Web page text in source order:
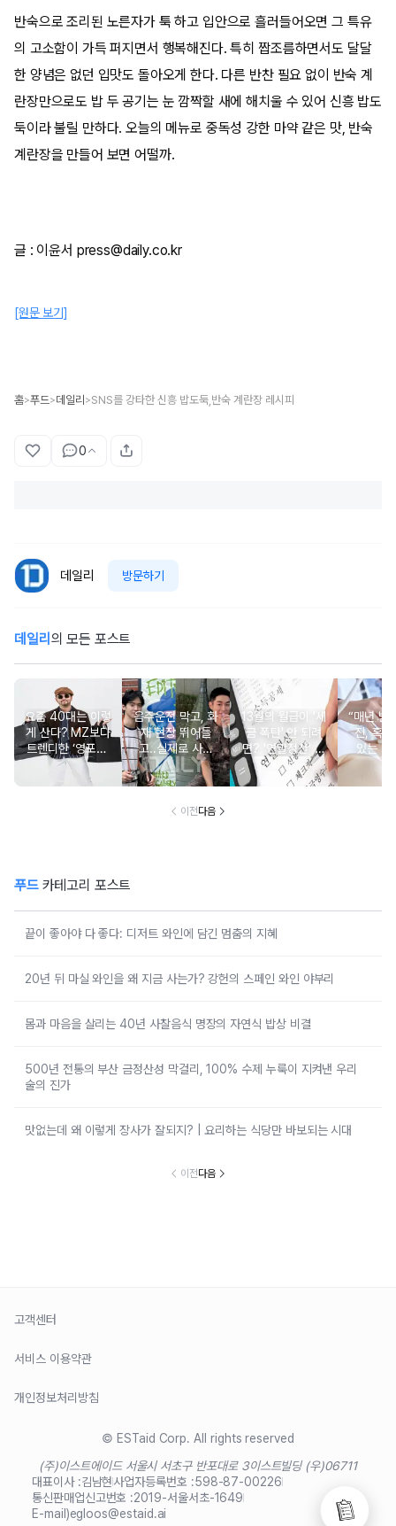
반숙으로 조리된 노른자가 툭 하고 입안으로 흘러들어오면 그 특유
의 고소함이 가득 퍼지면서 행복해진다. 특히 짭조름하면서도 달달
한 양념은 없던 입맛도 돌아오게 한다. 다른 반찬 필요 없이 반숙 계
란장만으로도 밥 두 공기는 눈 깜짝할 새에 해치울 수 있어 신흥 밥도
둑이라 불릴 만하다. 오늘의 메뉴로 중독성 강한 마약 같은 맛, 반숙
계란장을 만들어 보면 어떨까.
글 : 이윤서 press@daily.co.kr
[원문 보기]
홈>푸드>데일리 >SNS를 강타한 신흥 밥도둑,반숙 계란장 레시피
0
데일리 방문하기
데일리 의 모든 포스트
요즘 40대는 이렇
게 산다? MZ보다
트렌디한 ‘영포티’
분석
음주운전 막고, 화
재 현장 뛰어들
고..실제로 사람
구한 연예인 10
13월의 월급이 '세
금 폭탄' 안 되려
면? '연말정산' 핵
심 꿀팁 A to Z
“매년 받
진, 혹시
있는 건
요?”
이전다음
푸드카테고리 포스트
끝이 좋아야 다 좋다: 디저트 와인에 담긴 멈춤의 지혜
20년 뒤 마실 와인을 왜 지금 사는가? 강헌의 스페인 와인 야부리
몸과 마음을 살리는 40년 사찰음식 명장의 자연식 밥상 비결
500년 전통의 부산 금정산성 막걸리, 100% 수제 누룩이 지켜낸 우리
술의 진가
맛없는데 왜 이렇게 장사가 잘되지? | 요리하는 식당만 바보되는 시대
이전다음
고객센터
서비스 이용약관
개인정보처리방침
© ESTaid Corp. All rights reserved
(주)이스트에이드 서울시 서초구 반포대로 3이스트빌딩 (우)06711
대표이사 :김남현사업자등록번호 :598-87-00226
통신판매업신고번호 :2019-서울서초-1649
E-mail)egloos@estaid.ai